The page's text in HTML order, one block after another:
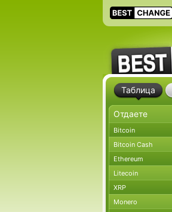
Таблица
Bitcoin
Bitcoin Cash
Ethereum
Litecoin
XRP
Monero